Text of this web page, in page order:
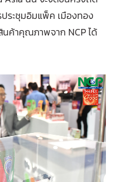
ระชุมอิมแพ็ค เมืองทอง
นค้าคุณภาพจาก NCP ได้